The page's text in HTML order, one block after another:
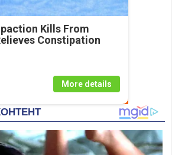
Kills From
Constipation
More details